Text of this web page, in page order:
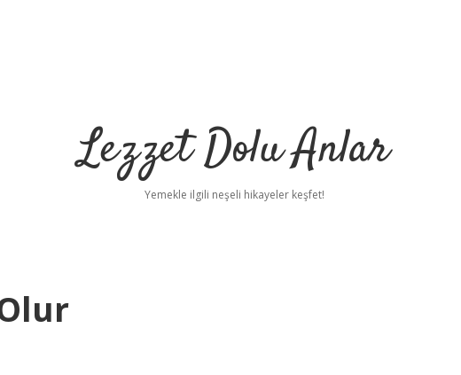
Lezzet Dolu Anlar
Yemekle ilgili neşeli hikayeler keşfet!